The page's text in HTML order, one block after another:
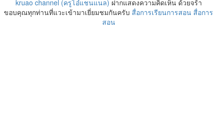
kruao channel (ครูโอ๋แชนแนล) ฝากแสดงความคิดเห็น ด้วยจร้า
ขอบคุณทุกท่านที่แวะเข้ามาเยี่ยมชมกันครับ สื่อการเรียนการสอน สื่อการ
สอน